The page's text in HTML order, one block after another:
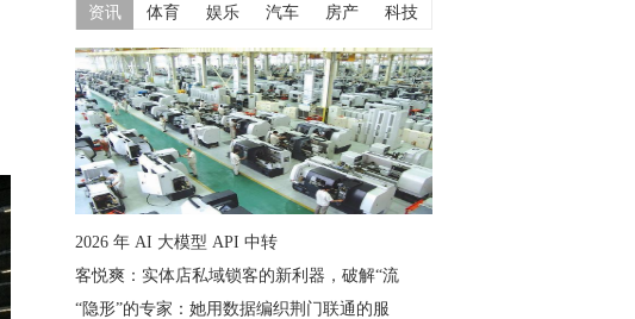
资讯 体育 娱乐 汽车 房产 科技
2026 年 AI 大模型 API 中转
客悦爽：实体店私域锁客的新利器，破解“流
“隐形”的专家：她用数据编织荆门联通的服